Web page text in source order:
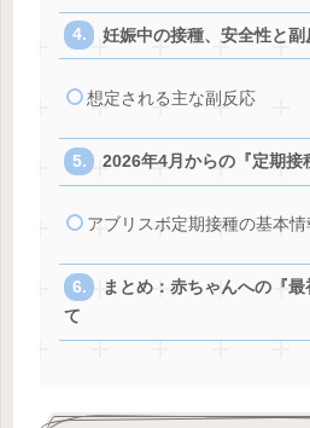
妊娠中の接種、安全性と副
想定される主な副反応
2026年4月からの『定期接
アブリスボ定期接種の基本情
まとめ：赤ちゃんへの『
て